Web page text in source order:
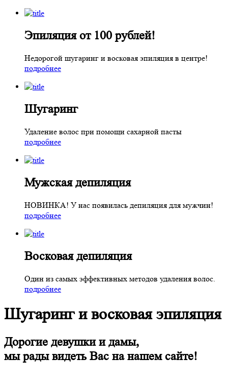
Эпиляция от 100 рублей!
Недорогой шугаринг и восковая эпиляция в центре!
подробнее
Шугаринг
Удаление волоc при помощи сахарной пасты
подробнее
Мужскаядепиляция
НОВИНКА! У нас появилась депиляция для мужчин!
подробнее
Восковаядепиляция
Один из самых эффективных методов удаления волос.
подробнее
Шугаринг и восковая эпиляция
Дорогие девушки и дамы,
мы рады видеть Вас на нашем сайте!